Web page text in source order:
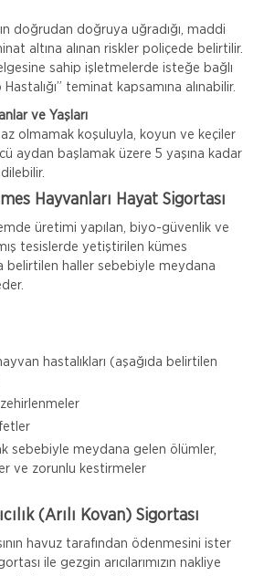
doğrudan doğruya uğradığı, maddi
altına alınan riskler poliçede belirtilir.
sahip işletmelerde isteğe bağlı
teminat kapsamına alınabilir.
ve Yaşları
az olmamak koşuluyla, koyun ve keçiler
aydan başlamak üzere 5 yaşına kadar
Hayvanları Hayat Sigortası
üretimi yapılan, biyo-güvenlik ve
tesislerde yetiştirilen kümes
belirtilen haller sebebiyle meydana
hastalıkları (aşağıda belirtilen
sebebiyle meydana gelen ölümler,
ve zorunlu kestirmeler
(Arılı Kovan) Sigortası
havuz tarafından ödenmesini ister
ile gezgin arıcılarımızın nakliye